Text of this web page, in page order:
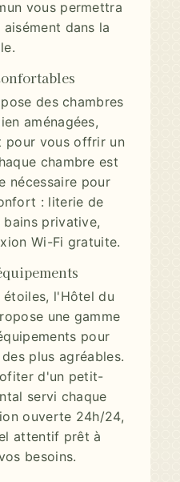
vous permettra
dans la
des chambres
aménagées,
pour vous offrir un
chambre est
nécessaire pour
: literie de
privative,
Wi-Fi gratuite.
l'Hôtel du
une gamme
pour
plus agréables.
d'un petit-
servi chaque
ouverte 24h/24,
attentif prêt à
besoins.